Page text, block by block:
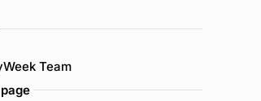
Team